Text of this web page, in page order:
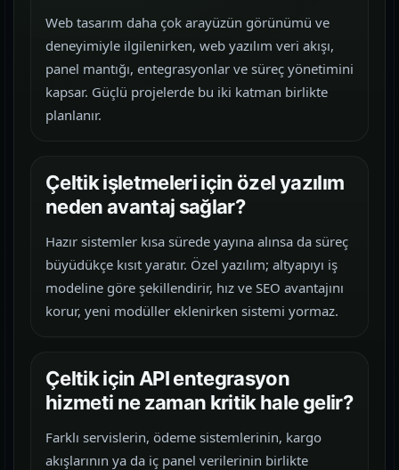
Web tasarım daha çok arayüzün görünümü ve
deneyimiyle ilgilenirken, web yazılım veri akışı,
panel mantığı, entegrasyonlar ve süreç yönetimini
kapsar. Güçlü projelerde bu iki katman birlikte
planlanır.
Çeltik işletmeleri için özel yazılım
neden avantaj sağlar?
Hazır sistemler kısa sürede yayına alınsa da süreç
büyüdükçe kısıt yaratır. Özel yazılım; altyapıyı iş
modeline göre şekillendirir, hız ve SEO avantajını
korur, yeni modüller eklenirken sistemi yormaz.
Çeltik için API entegrasyon
hizmeti ne zaman kritik hale gelir?
Farklı servislerin, ödeme sistemlerinin, kargo
akışlarının ya da iç panel verilerinin birlikte